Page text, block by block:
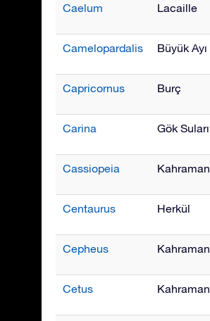
Caelum Lacaille
Camelopardalis Büyük Ayı
Capricornus Burç
Carina Gök Suları
Cassiopeia Kahraman
Centaurus Herkül
Cepheus Kahraman
Cetus Kahraman